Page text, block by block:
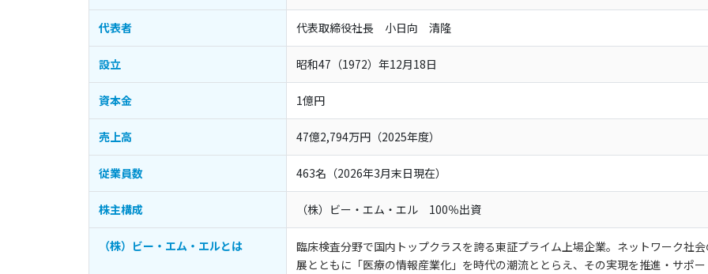
代表者 代表取締役社長 小日向 清隆
設立 昭和47（1972）年12月18日
資本金 1億円
売上高 47億2,794万円（2025年度）
従業員数 463名（2026年3月末日現在）
株主構成 （株）ビー・エム・エル 100％出資
（株）ビー・エム・エルとは
臨床検査分野で国内トップクラスを誇る東証プライム上場企業。ネットワーク社
展とともに「医療の情報産業化」を時代の潮流ととらえ、その実現を推進・サポ